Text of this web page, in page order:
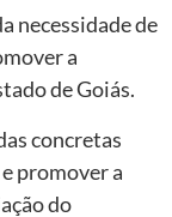
necessidade de
a
de Goiás.
concretas
promover a
do